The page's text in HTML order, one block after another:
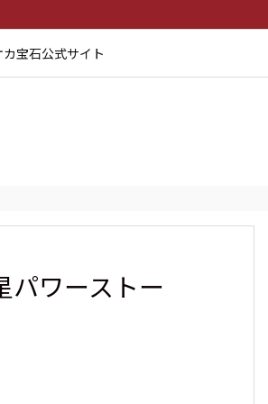
カ宝石公式サイト
パワーストー